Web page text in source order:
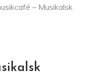
– Musikalsk